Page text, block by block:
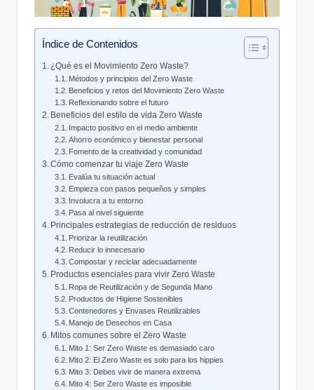
Índice de Contenidos
¿Qué es el Movimiento Zero Waste?
Métodos y principios del Zero Waste
Beneficios y retos del Movimiento Zero Waste
Reflexionando sobre el futuro
Beneficios del estilo de vida Zero Waste
Impacto positivo en el medio ambiente
Ahorro económico y bienestar personal
Fomento de la creatividad y comunidad
Cómo comenzar tu viaje Zero Waste
Evalúa tu situación actual
Empieza con pasos pequeños y simples
Involucra a tu entorno
Pasa al nivel siguiente
Principales estrategias de reducción de residuos
Priorizar la reutilización
Reducir lo innecesario
Compostar y reciclar adecuadamente
Productos esenciales para vivir Zero Waste
Ropa de Reutilización y de Segunda Mano
Productos de Higiene Sostenibles
Contenedores y Envases Reutilizables
Manejo de Desechos en Casa
Mitos comunes sobre el Zero Waste
Mito 1: Ser Zero Waste es demasiado caro
Mito 2: El Zero Waste es solo para los hippies
Mito 3: Debes vivir de manera extrema
Mito 4: Ser Zero Waste es imposible